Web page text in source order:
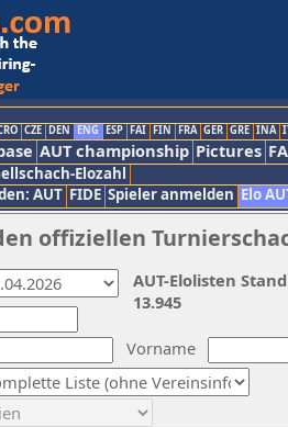
CZE DEN ENG ESP FAI FIN FRA GER GRE INA
AUT championship Pictures
Elozahl
AUT FIDE Spieler anmelden Elo
offiziellen
Vorname
AUT-Elolisten
13.945